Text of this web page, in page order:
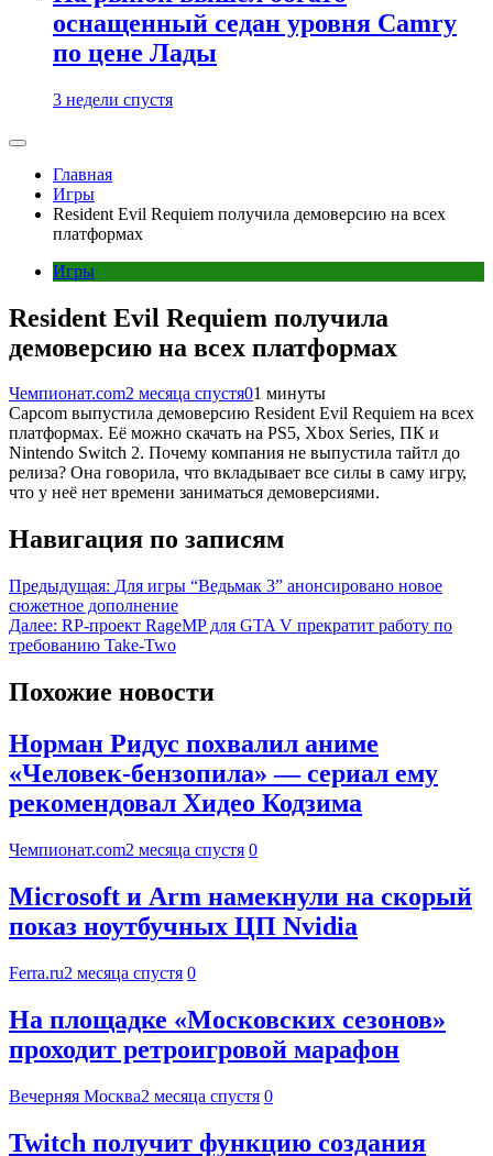
оснащенный седан уровня Camry
по цене Лады
3 недели спустя
Главная
Игры
Resident Evil Requiem получила демоверсию на всех
платформах
Игры
Resident Evil Requiem получила
демоверсию на всех платформах
Чемпионат.com2 месяца спустя01 минуты
Capcom выпустила демоверсию Resident Evil Requiem на всех
платформах. Её можно скачать на PS5, Xbox Series, ПК и
Nintendo Switch 2. Почему компания не выпустила тайтл до
релиза? Она говорила, что вкладывает все силы в саму игру,
что у неё нет времени заниматься демоверсиями.
Навигация по записям
Предыдущая: Для игры “Ведьмак 3” анонсировано новое
сюжетное дополнение
Далее: RP-проект RageMP для GTA V прекратит работу по
требованию Take-Two
Похожие новости
Норман Ридус похвалил аниме
«Человек-бензопила» — сериал ему
рекомендовал Хидео Кодзима
Чемпионат.com2 месяца спустя 0
Microsoft и Arm намекнули на скорый
показ ноутбучных ЦП Nvidia
Ferra.ru2 месяца спустя 0
На площадке «Московских сезонов»
проходит ретроигровой марафон
Вечерняя Москва2 месяца спустя 0
Twitch получит функцию создания